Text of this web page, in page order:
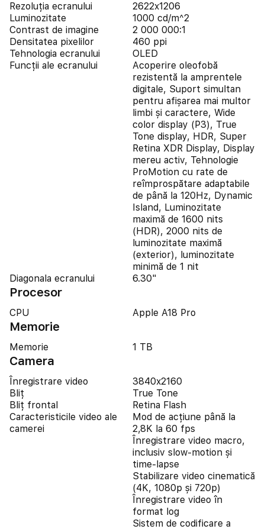
Rezoluția ecranului
2622x1206
Luminozitate
1000 cd/m^2
Contrast de imagine
2 000 000:1
Densitatea pixelilor
460 ppi
Tehnologia ecranului
OLED
Funcții ale ecranului
Acoperire oleofobă
rezistentă la amprentele
digitale, Suport simultan
pentru afișarea mai multor
limbi și caractere, Wide
color display (P3), True
Tone display, HDR, Super
Retina XDR Display, Display
mereu activ, Tehnologie
ProMotion cu rate de
reîmprospătare adaptabile
de până la 120Hz, Dynamic
Island, Luminozitate
maximă de 1600 nits
(HDR), 2000 nits de
luminozitate maximă
(exterior), luminozitate
minimă de 1 nit
Diagonala ecranului
6.30"
Procesor
CPU Apple A18 Pro
Memorie
Memorie 1 TB
Camera
Înregistrare video
3840x2160
Bliț
True Tone
Bliț frontal
Retina Flash
Caracteristicile video ale
camerei
Mod de acțiune până la
2,8K la 60 fps
Înregistrare video macro,
inclusiv slow-motion și
time-lapse
Stabilizare video cinematică
(4K, 1080p și 720p)
Înregistrare video în
format log
Sistem de codificare a